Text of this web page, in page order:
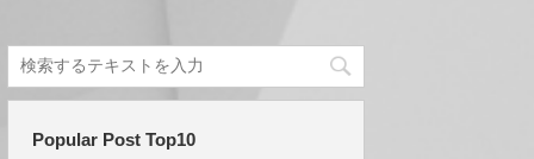
Popular Post Top10